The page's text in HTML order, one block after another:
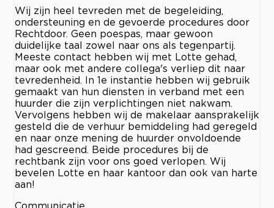
Wij zijn heel tevreden met de begeleiding,
ondersteuning en de gevoerde procedures door
Rechtdoor. Geen poespas, maar gewoon
duidelijke taal zowel naar ons als tegenpartij.
Meeste contact hebben wij met Lotte gehad,
maar ook met andere collega's verliep dit naar
tevredenheid. In 1e instantie hebben wij gebruik
gemaakt van hun diensten in verband met een
huurder die zijn verplichtingen niet nakwam.
Vervolgens hebben wij de makelaar aansprakelijk
gesteld die de verhuur bemiddeling had geregeld
en naar onze mening de huurder onvoldoende
had gescreend. Beide procedures bij de
rechtbank zijn voor ons goed verlopen. Wij
bevelen Lotte en haar kantoor dan ook van harte
aan!
Communicatie